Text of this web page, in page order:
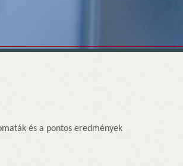
és a pontos eredmények